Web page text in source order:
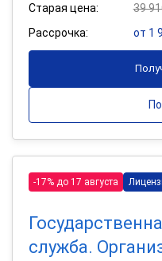
Старая цена:
39
Рассрочка:
от 1
-17% до 17 августа
служба.